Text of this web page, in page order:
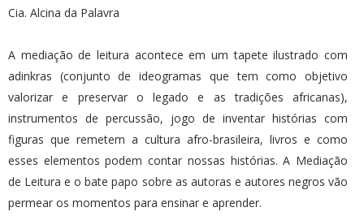
Cia. Alcina da Palavra
A mediação de leitura acontece em um tapete ilustrado com
adinkras (conjunto de ideogramas que tem como objetivo
valorizar e preservar o legado e as tradições africanas),
instrumentos de percussão, jogo de inventar histórias com
figuras que remetem a cultura afro-brasileira, livros e como
esses elementos podem contar nossas histórias. A Mediação
de Leitura e o bate papo sobre as autoras e autores negros vão
permear os momentos para ensinar e aprender.